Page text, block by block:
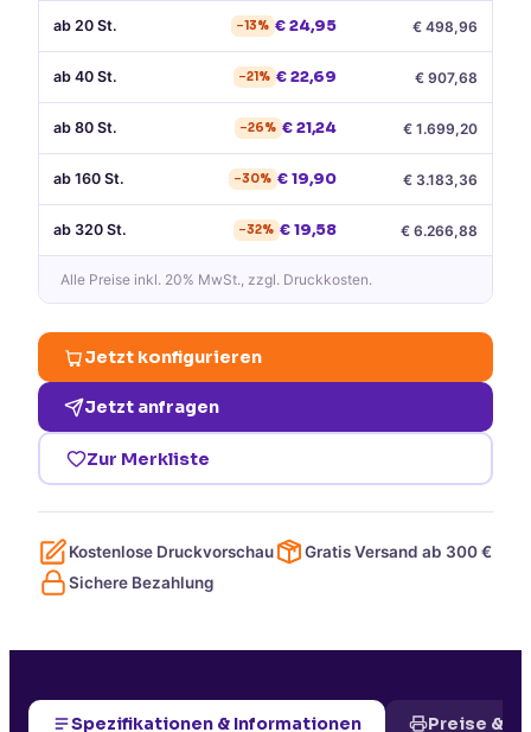
ab 20 St. −13% €24,95 € 498,96
ab 40 St. −21% €22,69 € 907,68
ab 80 St. −26% €21,24 € 1.699,20
ab 160 St. −30% €19,90 € 3.183,36
ab 320 St. −32% €19,58 € 6.266,88
Alle Preise inkl. 20% MwSt., zzgl. Druckkosten.
Jetzt konfigurieren
Jetzt anfragen
Zur Merkliste
Kostenlose Druckvorschau Gratis Versand ab 300€
Sichere Bezahlung
Spezifikationen & Informationen Preise &